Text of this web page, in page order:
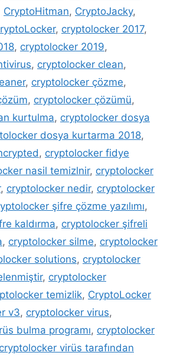
CryptoHitman, CryptoJacky,
, cryptolocker 2017,
, cryptolocker 2019,
, cryptolocker clean,
, cryptolocker çözme,
, cryptolocker çözümü,
kurtulma, cryptolocker dosya
dosya kurtarma 2018,
, cryptolocker fidye
nasil temizlnir, cryptolocker
, cryptolocker nedir, cryptolocker
şifre çözme yazılımı,
kaldırma, cryptolocker şifreli
, cryptolocker silme, cryptolocker
solutions, cryptolocker
, cryptolocker
temizlik, CryptoLocker
v3, cryptolocker virus,
bulma programı, cryptolocker
cryptolocker virüs tarafından